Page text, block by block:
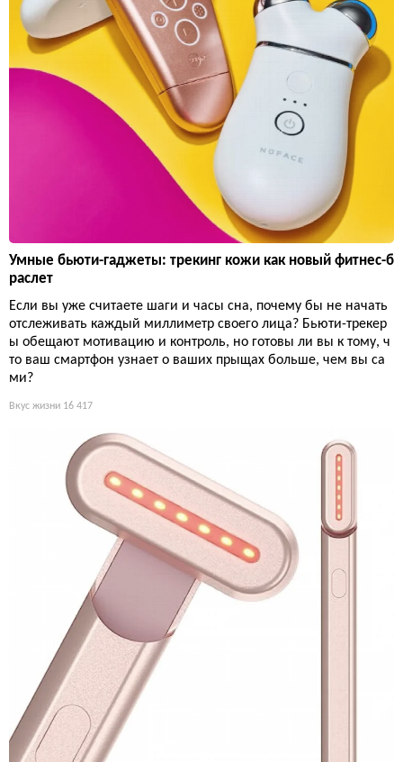
Умные бьюти-гаджеты: трекинг кожи как новый фитнес-б
раслет
Если вы уже считаете шаги и часы сна, почему бы не начать
отслеживать каждый миллиметр своего лица? Бьюти-трекер
ы обещают мотивацию и контроль, но готовы ли вы к тому, ч
то ваш смартфон узнает о ваших прыщах больше, чем вы са
ми?
Вкус жизни 16 417